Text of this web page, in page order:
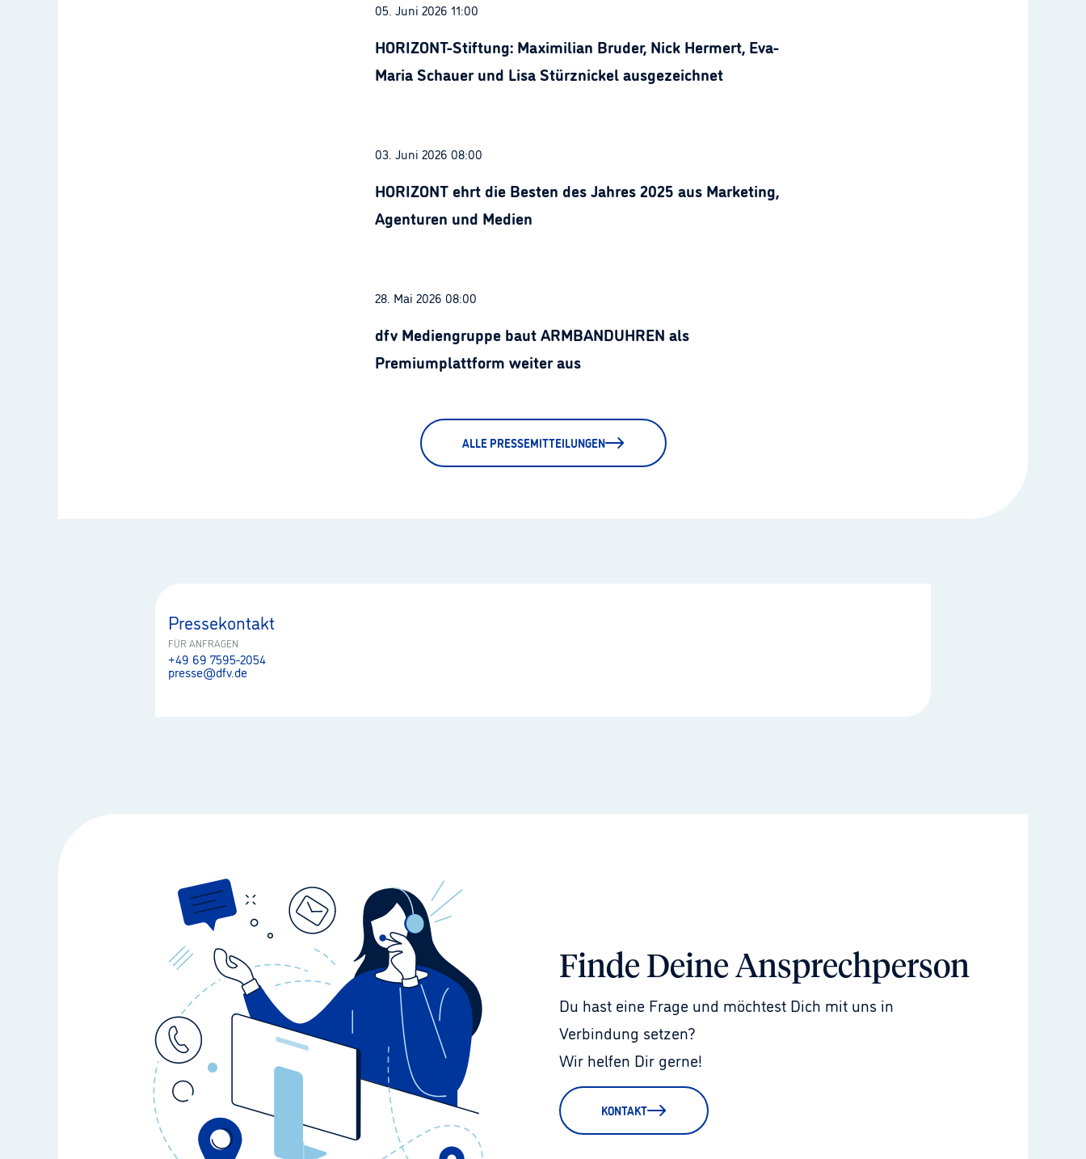
05. Juni 2026 11:00
HORIZONT-Stiftung: Maximilian Bruder, Nick Hermert, Eva-
Maria Schauer und Lisa Stürznickel ausgezeichnet
03. Juni 2026 08:00
HORIZONT ehrt die Besten des Jahres 2025 aus Marketing,
Agenturen und Medien
28. Mai 2026 08:00
dfv Mediengruppe baut ARMBANDUHREN als
Premiumplattform weiter aus
ALLE PRESSEMITTEILUNGEN
Pressekontakt
FÜR ANFRAGEN
+49 69 7595-2054
presse@dfv.de
Finde Deine Ansprechperson
Du hast eine Frage und möchtest Dich mit uns in
Verbindung setzen?
Wir helfen Dir gerne!
KONTAKT